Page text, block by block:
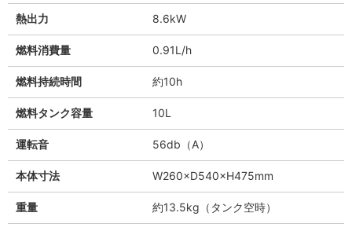
熱出力 8.6kW
燃料消費量 0.91L/h
燃料持続時間 約10h
燃料タンク容量 10L
運転音 56db（A）
本体寸法 W260×D540×H475mm
重量 約13.5kg（タンク空時）